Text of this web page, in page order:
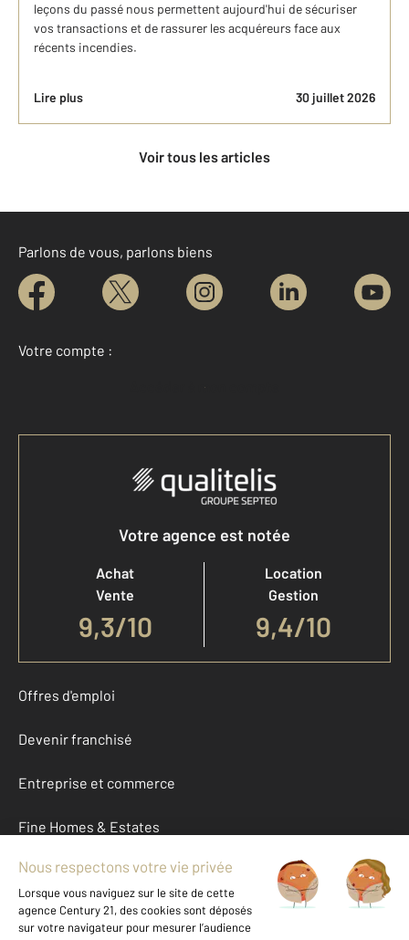
leçons du passé nous permettent aujourd'hui de sécuriser
vos transactions et de rassurer les acquéreurs face aux
récents incendies.
Lire plus 30 juillet 2026
Voir tous les articles
Parlons de vous, parlons biens
Votre compte :
Accéder à mon compte
Votre agence est notée
Achat
Vente
9,3/10
Location
Gestion
9,4/10
Offres d'emploi
Devenir franchisé
Entreprise et commerce
Fine Homes & Estates
À propos
International